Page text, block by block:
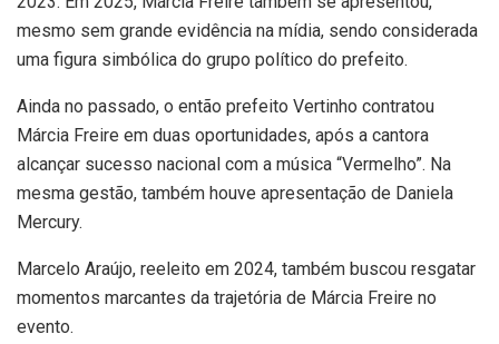
mesmo sem grande evidência na mídia, sendo considerada
uma figura simbólica do grupo político do prefeito.
Ainda no passado, o então prefeito Vertinho contratou
Márcia Freire em duas oportunidades, após a cantora
alcançar sucesso nacional com a música “Vermelho”. Na
mesma gestão, também houve apresentação de Daniela
Mercury.
Marcelo Araújo, reeleito em 2024, também buscou resgatar
momentos marcantes da trajetória de Márcia Freire no
evento.